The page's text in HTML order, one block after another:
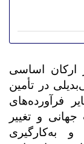
ارکان اساسی
در تأمین
فرآورده‌های
و تغییر
و به‌کارگیری